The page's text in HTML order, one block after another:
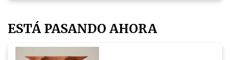
ESTÁ PASANDO AHORA